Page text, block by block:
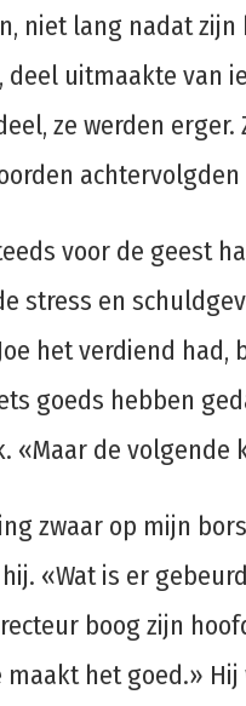
niet lang nadat
uitmaakte van
ze werden
voor de geest
stress en
het verdiend
goeds hebben
de
zwaar op mijn
«Wat is er
boog zijn
maakt het goed.»